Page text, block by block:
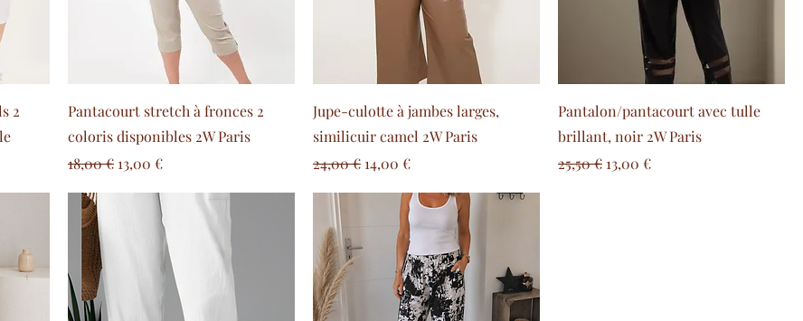
2
Pantacourt stretch à fronces 2
coloris disponibles 2W Paris
Prezzo regolare
18,00 € Prezzo scontato
13,00 €
Jupe-culotte à jambes larges,
similicuir camel 2W Paris
Prezzo regolare
24,00 € Prezzo scontato
14,00 €
Pantalon/pantacourt avec tulle
brillant, noir 2W Paris
Prezzo regolare
25,50 € Prezzo scontato
13,00 €